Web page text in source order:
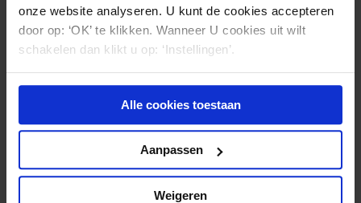
onze website analyseren. U kunt de cookies accepteren
door op: ‘OK’ te klikken. Wanneer U cookies uit wilt
schakelen dan klikt u op: ‘Instellingen’.
Alle cookies toestaan
Aanpassen
Weigeren
Calamiteiten in de zorg: bij twijfel
melden?